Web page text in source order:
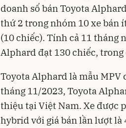
doanh số bán Toyota
thứ 2 trong nhóm 10 xe bán
(10 chiếc). Tính cả 11 tháng
Alphard đạt 130 chiếc, trong
Toyota Alphard là mẫu MPV
tháng 11/2023, Toyota
thiệu tại Việt Nam. Xe được
hybrid với giá bán lần lượt là